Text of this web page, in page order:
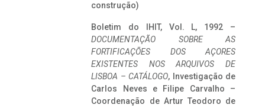
construção)
Boletim do IHIT, Vol. L, 1992 –
DOCUMENTAÇÃO SOBRE AS
FORTIFICAÇÕES DOS AÇORES
EXISTENTES NOS ARQUIVOS DE
LISBOA – CATÁLOGO, Investigação de
Carlos Neves e Filipe Carvalho –
Coordenação de Artur Teodoro de